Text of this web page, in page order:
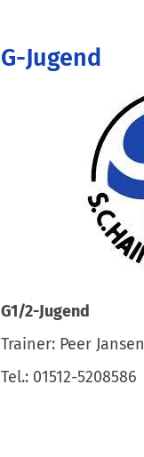
G-Jugend
G1/2-Jugend
Trainer: Peer Jansen
Tel.: 01512-5208586